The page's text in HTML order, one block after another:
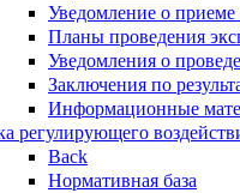
Уведомление о
Планы проведения
Уведомления о
Заключения по
Информационные
регулирующего
Back
Нормативная база